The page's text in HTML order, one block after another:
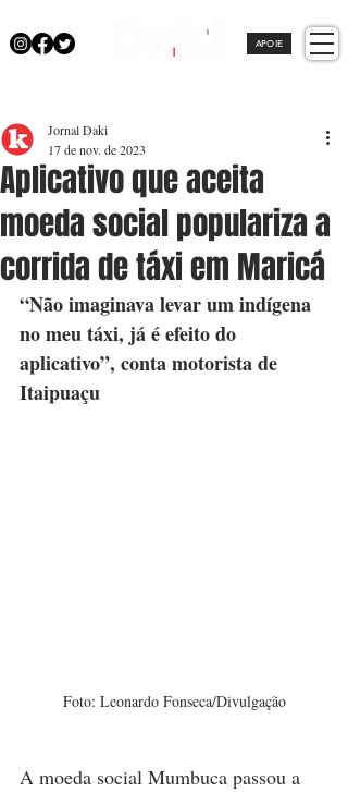
APOIE
Aplicativo que aceita
moeda social populariza a
corrida de táxi em Maricá
Jornal Daki
17 de nov. de 2023
“Não imaginava levar um indígena
no meu táxi, já é efeito do
aplicativo”, conta motorista de
Itaipuaçu
Foto: Leonardo Fonseca/Divulgação
A moeda social Mumbuca passou a